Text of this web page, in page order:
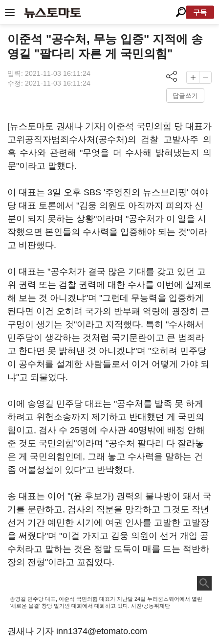
구독
이준석 "공수처, 무능 입증" 지적에 송
영길 "팔다리 자른 게 국민의힘"
입력: 2021-11-03 16:11:24
수정: 2021-11-03 16:11:24
답글쓰기
[뉴스토마토 권새나 기자] 이준석 국민의힘 당 대표가
고위공직자범죄수사처(공수처)의 검찰 고발사주 의
혹 수사와 관련해 "무엇을 더 수사해 밝혀냈는지 의
문"이라고 말했다.
이 대표는 3일 오후 SBS '주영진의 뉴스브리핑' 여야
당 대표 토론에서 "김웅 의원도 아직까지 피의자 신
분이 되지 못하는 상황"이라며 "공수처가 이 일을 시
작했으면 본인들의 수사력을 입증해야 되는 것"이라
고 비판했다.
이 대표는 "공수처가 결국 많은 기대를 갖고 있던 고
위 권력 또는 검찰 권력에 대한 수사를 이번에 실제로
해 보는 것 아니겠냐"며 "그런데 무능력을 입증하게
된다면 이건 오히려 국가의 반부패 역량에 굉장히 큰
구멍이 생기는 것"이라고 지적했다. 특히 "수사해서
민주당이 생각하는 것처럼 국기문란이고 큰 범죄라
고 한다면 못 밝혀낸 것 아니겠냐"며 "오히려 민주당
이 공수처를 설계한 사람들로서 이거 어떻게 가야 되
냐"고 되물었다.
이에 송영길 민주당 대표는 "공수처를 발족 못 하게
하려고 위헌소송까지 제기하고 반대했던 게 국민의
힘이고, 검사 수 25명에 수사관 40명밖에 배정 안해
준 것도 국민의힘"이라며 "공수처 팔다리 다 잘라놓
은 게 국민의힘인데, 그래 놓고 수사력을 말하는 건
좀 어불성설이 있다"고 반박했다.
송 대표는 이어 "(윤 후보가) 권력의 불나방이 돼서 국
기를 문란하고, 검사의 직분을 망각하고 그것도 작년
선거 기간 예민한 시기에 여권 인사를 고발한 고발장
을 써줬다"며 "이걸 가지고 김웅 의원이 선거 개입 공
수처라고 말하는 것은 정말 도둑이 매를 드는 적반하
장의 전형"이라고 꼬집었다.
송영길 민주당 대표, 이준석 국민의힘 대표가 지난달 24일 누리꿈스퀘어에서 열린
'새로운 물결' 창당 발기인 대회에서 대화하고 있다. 사진/공동취재단
권새나 기자 inn1374@etomato.com